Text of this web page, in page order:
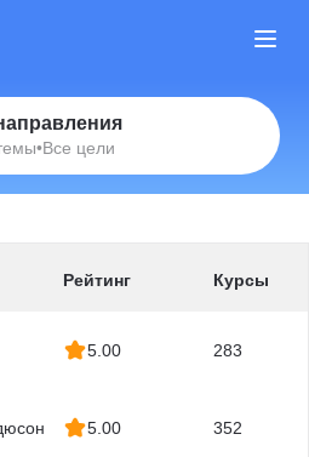
•Все цели
Рейтинг Курсы
5.00 283
5.00 352